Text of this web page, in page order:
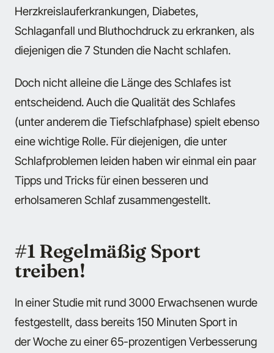
Herzkreislauferkrankungen, Diabetes,
Schlaganfall und Bluthochdruck zu erkranken, als
diejenigen die 7 Stunden die Nacht schlafen.
Doch nicht alleine die Länge des Schlafes ist
entscheidend. Auch die Qualität des Schlafes
(unter anderem die Tiefschlafphase) spielt ebenso
eine wichtige Rolle. Für diejenigen, die unter
Schlafproblemen leiden haben wir einmal ein paar
Tipps und Tricks für einen besseren und
erholsameren Schlaf zusammengestellt.
#1 Regelmäßig Sport
treiben!
In einer Studie mit rund 3000 Erwachsenen wurde
festgestellt, dass bereits 150 Minuten Sport in
der Woche zu einer 65-prozentigen Verbesserung